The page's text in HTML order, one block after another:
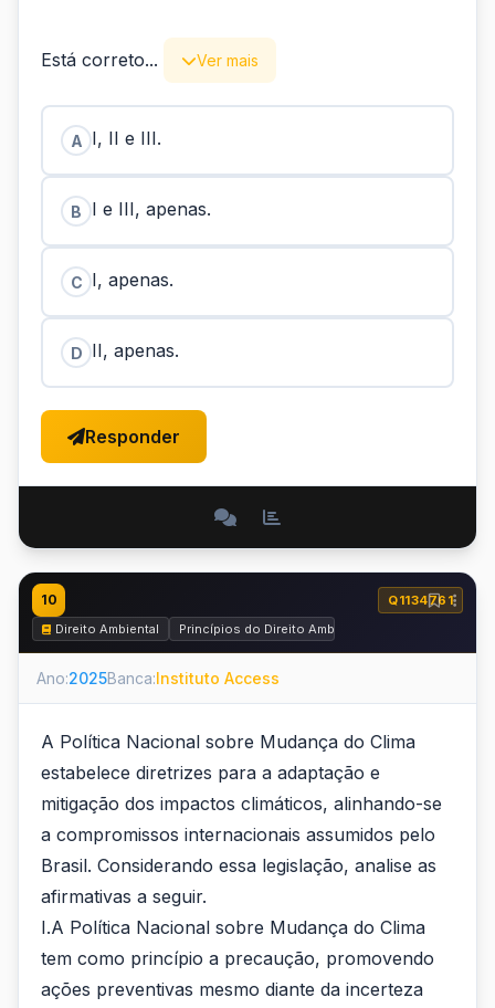
Está correto... Ver mais
A I, II e III.
B I e III, apenas.
C I, apenas.
D II, apenas.
Responder
10
Q1134761
Direito Ambiental
Princípios do Direito Ambiental
Ano:2025Banca:Instituto Access
A Política Nacional sobre Mudança do Clima
estabelece diretrizes para a adaptação e
mitigação dos impactos climáticos, alinhando-se
a compromissos internacionais assumidos pelo
Brasil. Considerando essa legislação, analise as
afirmativas a seguir.
I.A Política Nacional sobre Mudança do Clima
tem como princípio a precaução, promovendo
ações preventivas mesmo diante da incerteza